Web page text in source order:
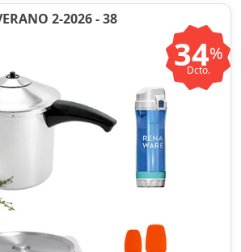
2-2026 - 38
34%
Dcto.